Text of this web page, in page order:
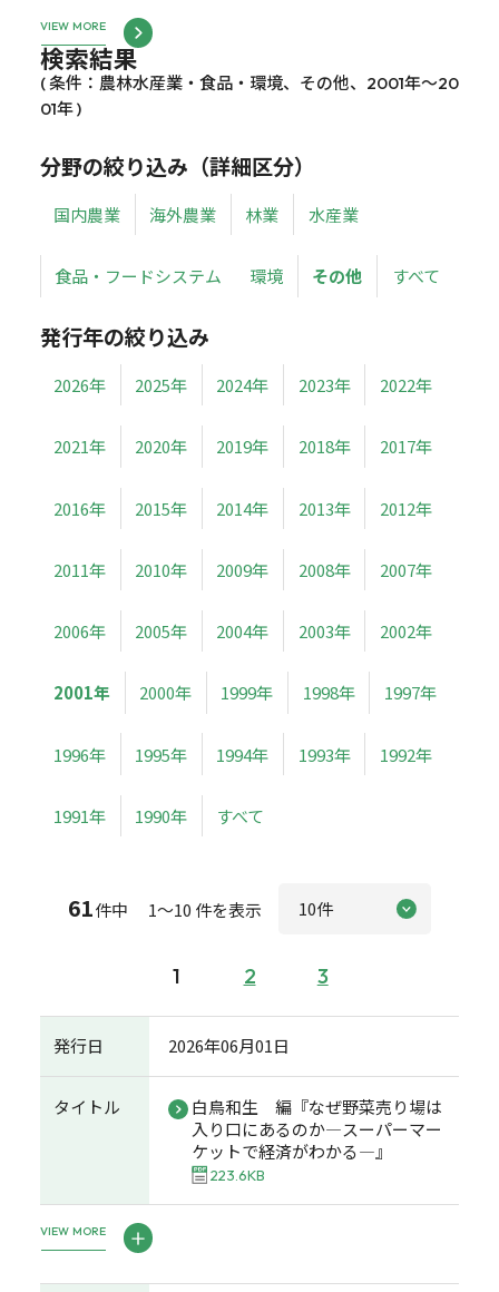
VIEW MORE
検索結果
( 条件：農林水産業・食品・環境、その他、2001年～20
01年 )
分野の絞り込み（詳細区分）
国内農業 海外農業 林業 水産業
食品・フードシステム 環境 その他 すべて
発行年の絞り込み
2026年 2025年 2024年 2023年 2022年
2021年 2020年 2019年 2018年 2017年
2016年 2015年 2014年 2013年 2012年
2011年 2010年 2009年 2008年 2007年
2006年 2005年 2004年 2003年 2002年
2001年 2000年 1999年 1998年 1997年
1996年 1995年 1994年 1993年 1992年
1991年 1990年 すべて
61件中 1～10 件を表示
1 2 3
発行日 2026年06月01日
タイトル
白鳥和生 編『なぜ野菜売り場は
入り口にあるのか―スーパーマー
ケットで経済がわかる―』
223.6KB
VIEW MORE